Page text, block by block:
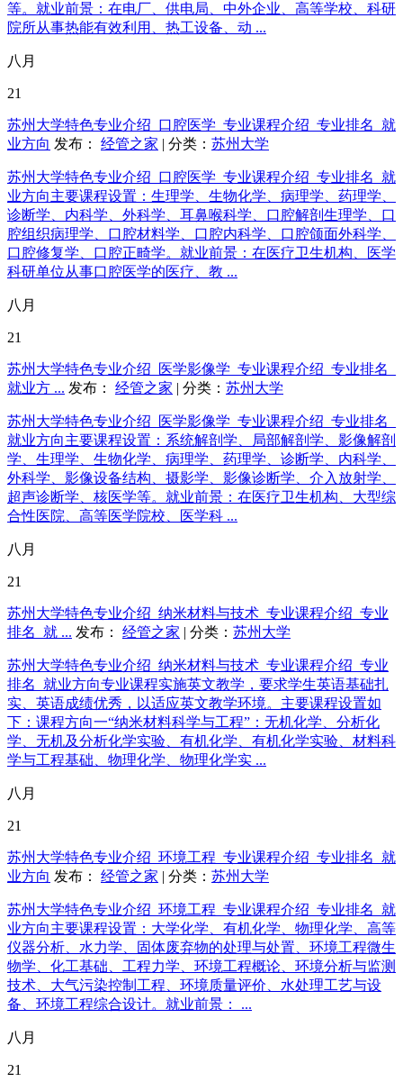
等。就业前景：在电厂、供电局、中外企业、高等学校、科研
院所从事热能有效利用、热工设备、动 ...
八月
21
苏州大学特色专业介绍_口腔医学_专业课程介绍_专业排名_就
业方向 发布： 经管之家 | 分类： 苏州大学
苏州大学特色专业介绍_口腔医学_专业课程介绍_专业排名_就
业方向主要课程设置：生理学、生物化学、病理学、药理学、
诊断学、内科学、外科学、耳鼻喉科学、口腔解剖生理学、口
腔组织病理学、口腔材料学、口腔内科学、口腔颌面外科学、
口腔修复学、口腔正畸学。就业前景：在医疗卫生机构、医学
科研单位从事口腔医学的医疗、教 ...
八月
21
苏州大学特色专业介绍_医学影像学_专业课程介绍_专业排名_
就业方 ... 发布： 经管之家 | 分类： 苏州大学
苏州大学特色专业介绍_医学影像学_专业课程介绍_专业排名_
就业方向主要课程设置：系统解剖学、局部解剖学、影像解剖
学、生理学、生物化学、病理学、药理学、诊断学、内科学、
外科学、影像设备结构、摄影学、影像诊断学、介入放射学、
超声诊断学、核医学等。就业前景：在医疗卫生机构、大型综
合性医院、高等医学院校、医学科 ...
八月
21
苏州大学特色专业介绍_纳米材料与技术_专业课程介绍_专业
排名_就 ... 发布： 经管之家 | 分类： 苏州大学
苏州大学特色专业介绍_纳米材料与技术_专业课程介绍_专业
排名_就业方向专业课程实施英文教学，要求学生英语基础扎
实、英语成绩优秀，以适应英文教学环境。主要课程设置如
下：课程方向一“纳米材料科学与工程”：无机化学、分析化
学、无机及分析化学实验、有机化学、有机化学实验、材料科
学与工程基础、物理化学、物理化学实 ...
八月
21
苏州大学特色专业介绍_环境工程_专业课程介绍_专业排名_就
业方向 发布： 经管之家 | 分类： 苏州大学
苏州大学特色专业介绍_环境工程_专业课程介绍_专业排名_就
业方向主要课程设置：大学化学、有机化学、物理化学、高等
仪器分析、水力学、固体废弃物的处理与处置、环境工程微生
物学、化工基础、工程力学、环境工程概论、环境分析与监测
技术、大气污染控制工程、环境质量评价、水处理工艺与设
备、环境工程综合设计。就业前景： ...
八月
21